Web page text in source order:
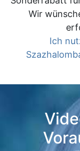
Wir
Ich